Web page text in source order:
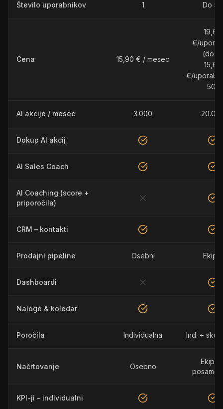
Število uporabnikov 1 Do 50
Cena 15,90 € / mesec
19,60
€/
(do 5)
15,60
€/
50)
AI akcije / mesec 3.000
Dokup AI akcij
AI Sales Coach
AI Coaching (score +
priporočila)
CRM – kontakti
Prodajni pipeline Osebni Ekipni
Dashboardi
Naloge & koledar
Poročila Individualna Ind. +
Načrtovanje Osebno
Ekipa
KPI-ji – individualni